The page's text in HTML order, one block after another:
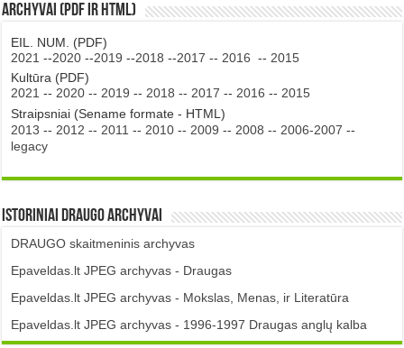
Archyvai (PDF ir HTML)
EIL. NUM. (PDF)
2021 --2020 --2019 --2018 --2017 -- 2016 -- 2015
Kultūra (PDF)
2021 -- 2020 -- 2019 -- 2018 -- 2017 -- 2016 -- 2015
Straipsniai (Sename formate - HTML)
2013 -- 2012 -- 2011 -- 2010 -- 2009 -- 2008 -- 2006-2007 --
legacy
Istoriniai DRAUGO Archyvai
DRAUGO skaitmeninis archyvas
Epaveldas.lt JPEG archyvas - Draugas
Epaveldas.lt JPEG archyvas - Mokslas, Menas, ir Literatūra
Epaveldas.lt JPEG archyvas - 1996-1997 Draugas anglų kalba